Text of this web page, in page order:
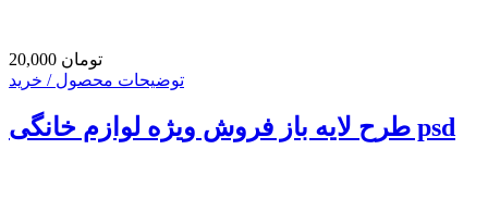
20,000 تومان
توضیحات محصول / خرید
طرح لایه باز فروش ویژه لوازم خانگی psd